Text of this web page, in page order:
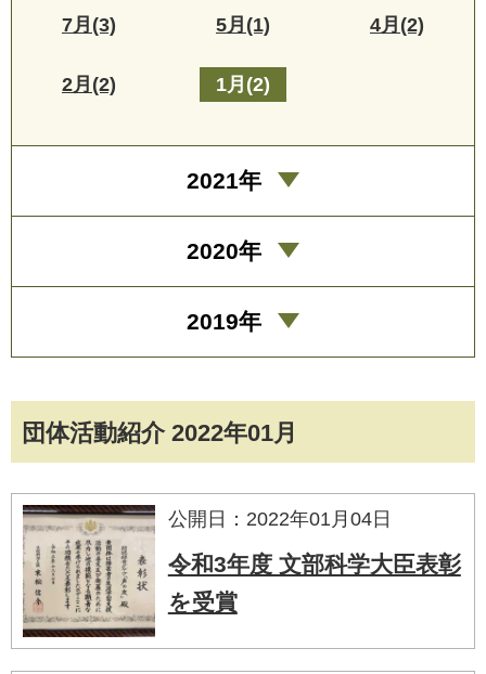
団体活動紹介 2022年01月
公開日：2022年01月04日
令和3年度 文部科学大臣表彰
を受賞
7月(3) 5月(1) 4月(2)
2月(2) 1月(2)
2021年
2020年
2019年